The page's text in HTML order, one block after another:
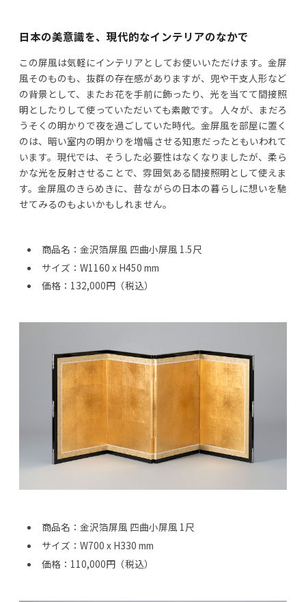
日本の美意識を、現代的なインテリアのなかで
この屏風は気軽にインテリアとしてお使いいただけます。金屏
風そのものも、抜群の存在感がありますが、兜や干支人形など
の背景として、またお花を手前に飾ったり、光を当てて間接照
明としたりして使っていただいても素敵です。 人々が、まだろ
うそくの明かりで夜を過ごしていた時代。金屏風を部屋に置く
のは、暗い室内の明かりを増幅させる知恵だったともいわれて
います。現代では、そうした必要性はなくなりましたが、柔ら
かな光を反射させることで、雰囲気ある間接照明として使えま
す。金屏風のきらめきに、昔ながらの日本の暮らしに想いを馳
せてみるのもよいかもしれません。
商品名：金沢箔屏風 四曲小屏風 1.5尺
サイズ：W1160 x H450 mm
価格：132,000円（税込）
商品名：金沢箔屏風 四曲小屏風 1尺
サイズ：W700 x H330 mm
価格：110,000円（税込）